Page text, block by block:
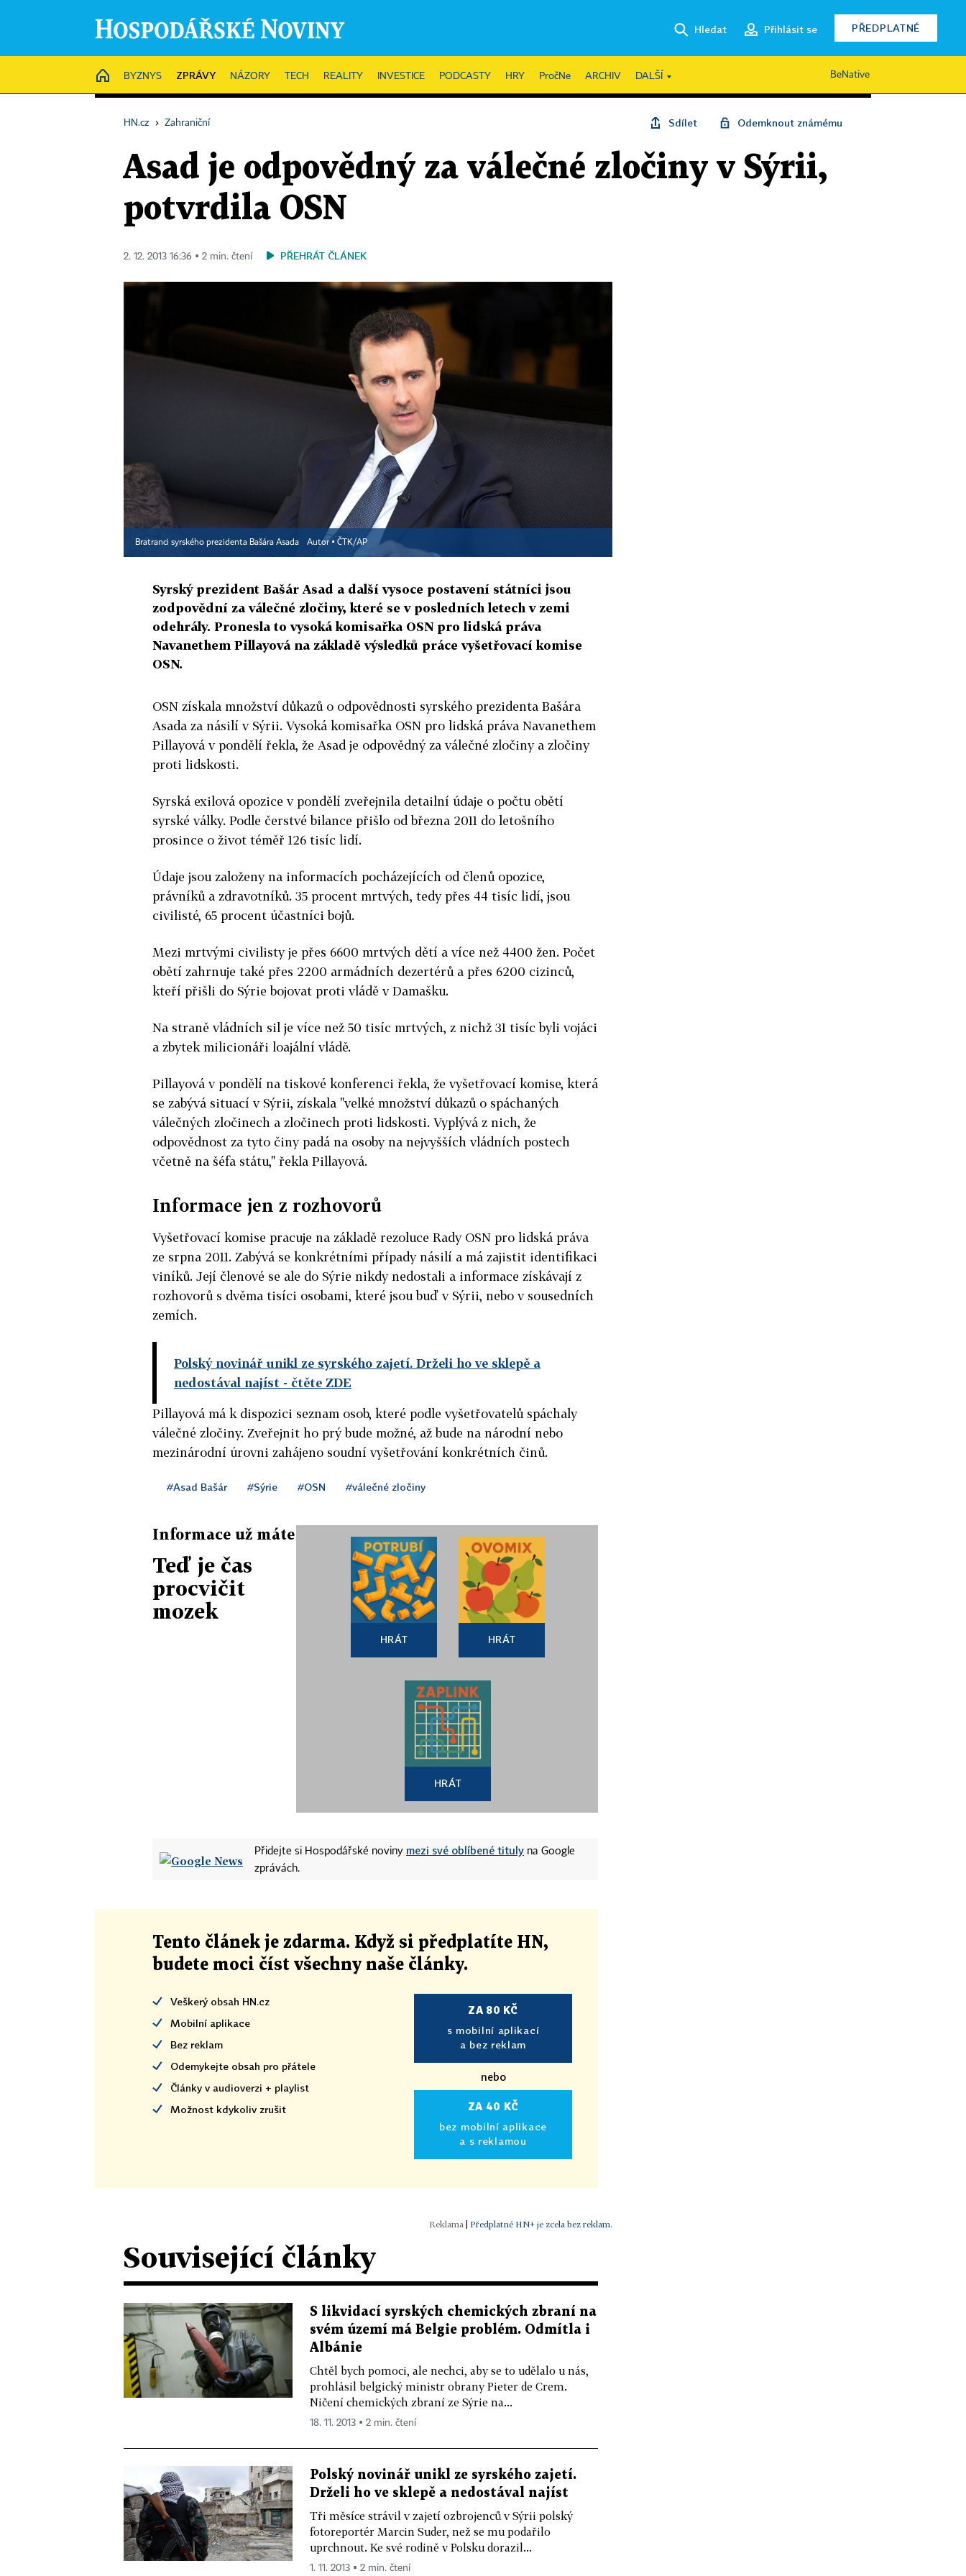
Hledat Přihlásit se PŘEDPLATNÉ
HOME
BYZNYS ZPRÁVY NÁZORY TECH REALITY INVESTICE PODCASTY HRY PročNe ARCHIV DALŠÍ BeNative
HN.cz › Zahraniční Sdílet Odemknout známému
Asad je odpovědný za válečné zločiny v Sýrii,
potvrdila OSN
2. 12. 2013 16:36 ▪ 2 min. čtení PŘEHRÁT ČLÁNEK
Bratranci syrského prezidenta Bašára Asada Autor ▪ ČTK/AP
Syrský prezident Bašár Asad a další vysoce postavení státníci jsou
zodpovědní za válečné zločiny, které se v posledních letech v zemi
odehrály. Pronesla to vysoká komisařka OSN pro lidská práva
Navanethem Pillayová na základě výsledků práce vyšetřovací komise
OSN.
OSN získala množství důkazů o odpovědnosti syrského prezidenta Bašára
Asada za násilí v Sýrii. Vysoká komisařka OSN pro lidská práva Navanethem
Pillayová v pondělí řekla, že Asad je odpovědný za válečné zločiny a zločiny
proti lidskosti.
Syrská exilová opozice v pondělí zveřejnila detailní údaje o počtu obětí
syrské války. Podle čerstvé bilance přišlo od března 2011 do letošního
prosince o život téměř 126 tisíc lidí.
Údaje jsou založeny na informacích pocházejících od členů opozice,
právníků a zdravotníků. 35 procent mrtvých, tedy přes 44 tisíc lidí, jsou
civilisté, 65 procent účastníci bojů.
Mezi mrtvými civilisty je přes 6600 mrtvých dětí a více než 4400 žen. Počet
obětí zahrnuje také přes 2200 armádních dezertérů a přes 6200 cizinců,
kteří přišli do Sýrie bojovat proti vládě v Damašku.
Na straně vládních sil je více než 50 tisíc mrtvých, z nichž 31 tisíc byli vojáci
a zbytek milicionáři loajální vládě.
Pillayová v pondělí na tiskové konferenci řekla, že vyšetřovací komise, která
se zabývá situací v Sýrii, získala "velké množství důkazů o spáchaných
válečných zločinech a zločinech proti lidskosti. Vyplývá z nich, že
odpovědnost za tyto činy padá na osoby na nejvyšších vládních postech
včetně na šéfa státu," řekla Pillayová.
Informace jen z rozhovorů
Vyšetřovací komise pracuje na základě rezoluce Rady OSN pro lidská práva
ze srpna 2011. Zabývá se konkrétními případy násilí a má zajistit identifikaci
viníků. Její členové se ale do Sýrie nikdy nedostali a informace získávají z
rozhovorů s dvěma tisíci osobami, které jsou buď v Sýrii, nebo v sousedních
zemích.
Polský novinář unikl ze syrského zajetí. Drželi ho ve sklepě a
nedostával najíst - čtěte ZDE
Pillayová má k dispozici seznam osob, které podle vyšetřovatelů spáchaly
válečné zločiny. Zveřejnit ho prý bude možné, až bude na národní nebo
mezinárodní úrovni zahájeno soudní vyšetřování konkrétních činů.
#Asad Bašár #Sýrie #OSN #válečné zločiny
Informace už máte
Teď je čas
procvičit
mozek
HRÁT HRÁT
HRÁT
Přidejte si Hospodářské noviny mezi své oblíbené tituly na Google
zprávách.
Tento článek je zdarma. Když si předplatíte HN,
budete moci číst všechny naše články.
Veškerý obsah HN.cz
Mobilní aplikace
Bez reklam
Odemykejte obsah pro přátele
Články v audioverzi + playlist
Možnost kdykoliv zrušit
ZA 80 KČ
s mobilní aplikací
a bez reklam
nebo
ZA 40 KČ
bez mobilní aplikace
a s reklamou
| Předplatné HN+ je zcela bez reklam.
Související články
S likvidací syrských chemických zbraní na
svém území má Belgie problém. Odmítla i
Albánie
Chtěl bych pomoci, ale nechci, aby se to udělalo u nás,
prohlásil belgický ministr obrany Pieter de Crem.
Ničení chemických zbraní ze Sýrie na...
18. 11. 2013 ▪ 2 min. čtení
Polský novinář unikl ze syrského zajetí.
Drželi ho ve sklepě a nedostával najíst
Tři měsíce strávil v zajetí ozbrojenců v Sýrii polský
fotoreportér Marcin Suder, než se mu podařilo
uprchnout. Ke své rodině v Polsku dorazil...
1. 11. 2013 ▪ 2 min. čtení